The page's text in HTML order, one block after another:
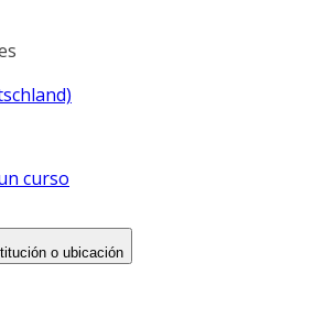
curso
o ubicación